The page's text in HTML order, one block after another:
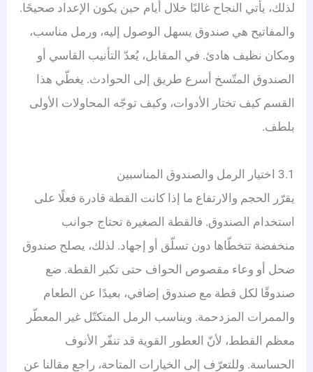
لذلك، يأتي النجاح غالبًا خلال أيام حين يكون الإعداد صحيحًا.
والمفاتيح هي صندوق يسهل الوصول إليه، ورمل مناسب،
ومكان نظيف هادئ. في المقابل، يُعدّ التأنيب القاسي أو
الصندوق المتّسخ أسرع طريق إلى الحوادث. يغطّي هذا
القسم كيف تختار الأدوات، وكيف توجّه المحاولات الأولى
بلطف.
3.1 اختيار الرمل والصندوق المناسبين
يقرّر الحجم والارتفاع ما إذا كانت القطة قادرة فعلًا على
استخدام الصندوق. فالقطة الصغيرة تحتاج جوانب
منخفضة تتخطّاها دون تسلّق أو إجهاد. لذلك، يصلح صندوق
ضحل أو وعاء مقصوص الحواف حتى تكبر القطة. ضع
صندوقًا لكل قطة مع صندوق إضافي، بعيدًا عن الطعام
والممرات المزدحمة. ويناسب الرمل المتكتّل غير المعطّر
معظم القطط، لأنّ العطور القوية قد تنفّر الأنوف
الحساسة. وللتعرّف إلى الخيارات المتاحة، راجع مقالنا عن